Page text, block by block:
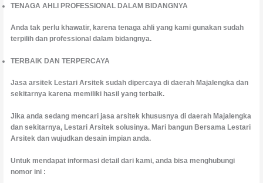
TENAGA AHLI PROFESSIONAL DALAM BIDANGNYA
Anda tak perlu khawatir, karena tenaga ahli yang kami gunakan sudah
terpilih dan professional dalam bidangnya.
TERBAIK DAN TERPERCAYA
Jasa arsitek Lestari Arsitek sudah dipercaya di daerah Majalengka dan
sekitarnya karena memiliki hasil yang terbaik.
Jika anda sedang mencari jasa arsitek khususnya di daerah Majalengka
dan sekitarnya, Lestari Arsitek solusinya. Mari bangun Bersama Lestari
Arsitek dan wujudkan desain impian anda.
Untuk mendapat informasi detail dari kami, anda bisa menghubungi
nomor ini :